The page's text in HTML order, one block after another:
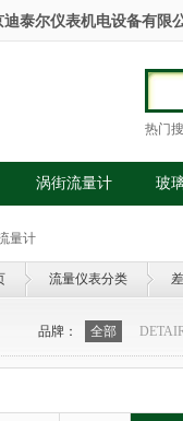
迪泰尔仪表机电设备有限
热门
涡街流量计 玻
量计
流量仪表分类
品牌： 全部